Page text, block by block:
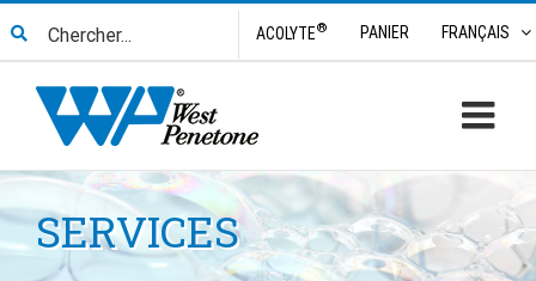
content
for:
ACOLYTE® PANIER FRANÇAIS
SERVICES